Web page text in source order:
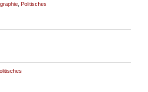
Politisches